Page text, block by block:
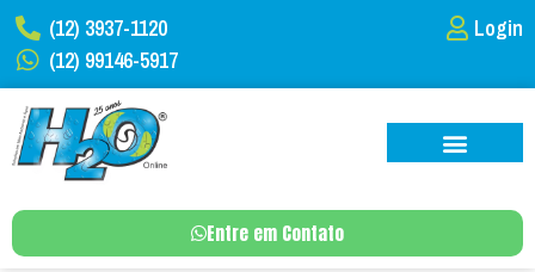
(12) 3937-1120
(12) 99146-5917
Login
Entre em Contato